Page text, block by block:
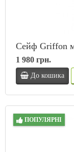
Сейф Griffon
1 980 грн.
До кошика
ПОПУЛЯРНІ